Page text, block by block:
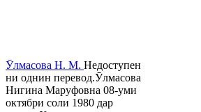
Ӯлмасова Н. М. Недоступен
ни однин перевод.Ӯлмасова
Нигина Маруфовна 08-уми
октябри соли 1980 дар